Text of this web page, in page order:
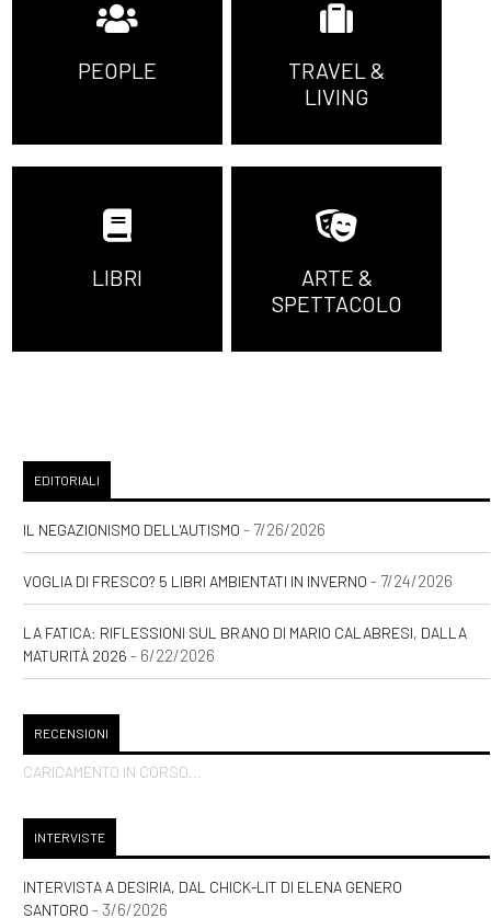
PEOPLE
TRAVEL &
LIVING
LIBRI
ARTE &
SPETTACOLO
EDITORIALI
IL NEGAZIONISMO DELL'AUTISMO - 7/26/2026
VOGLIA DI FRESCO? 5 LIBRI AMBIENTATI IN INVERNO - 7/24/2026
LA FATICA: RIFLESSIONI SUL BRANO DI MARIO CALABRESI, DALLA
MATURITÀ 2026 - 6/22/2026
RECENSIONI
CARICAMENTO IN CORSO...
INTERVISTE
INTERVISTA A DESIRIA, DAL CHICK-LIT DI ELENA GENERO
SANTORO - 3/6/2026